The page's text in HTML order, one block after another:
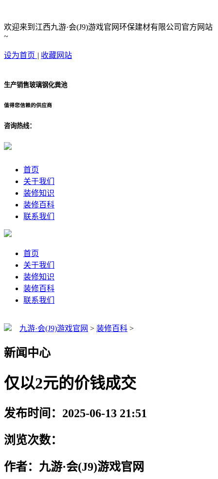
欢迎来到江西九游·会(J9)游戏官网环保建材有限公司官方网站
~
设为首页 | 收藏网站
生产销售玻璃钢化粪池
值得您信赖的供应商
咨询热线：
首页
关于我们
装修知识
装修百科
联系我们
首页
关于我们
装修知识
装修百科
联系我们
九游·会(J9)游戏官网 > 装修百科 >
新闻中心
仅以2元的价钱成交
发布时间：2025-06-13 21:51
浏览次数：
作者：九游·会(J9)游戏官网